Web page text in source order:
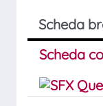
Scheda
Scheda